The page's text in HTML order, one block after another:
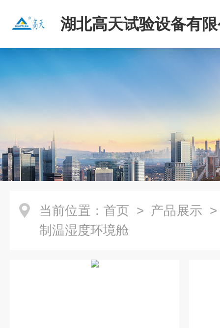
湖北高天试验设备有
当前位置： 首页 > 产品展示
制温湿度环境舱